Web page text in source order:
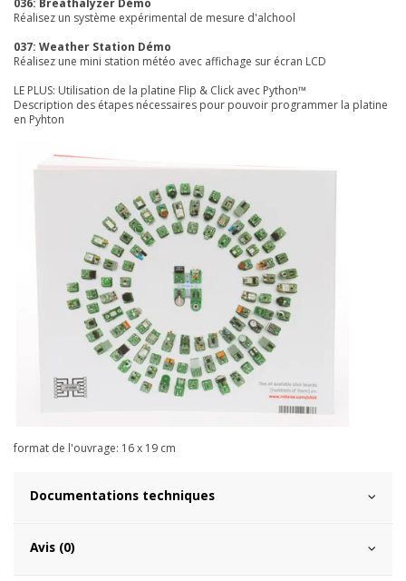
036: Breathalyzer Démo
Réalisez un système expérimental de mesure d'alchool
037: Weather Station Démo
Réalisez une mini station météo avec affichage sur écran LCD
LE PLUS: Utilisation de la platine Flip & Click avec Python™
Description des étapes nécessaires pour pouvoir programmer la platine
en Pyhton
format de l'ouvrage: 16 x 19 cm
Documentations techniques
Avis (0)